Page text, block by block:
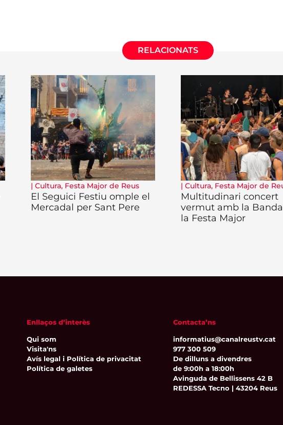
RELACIONATS
| Cultura, Festa Major de Reus
El Seguici Festiu omple el
Mercadal per Sant Pere
| Cultura, Festa Major de
Multitudinari concert
vermut amb la
la Festa Major
Enllaços d’interès
Qui som
Visita'ns
Avís legal i Política de privacitat
Política de galetes
Contacta’ns
informatius@canalreustv.cat
977 300 509
De dilluns a divendres
de 9:00h a 18:00h
Avinguda de Bellissens 42 B
REDESSA Tecno | 43204 Reus